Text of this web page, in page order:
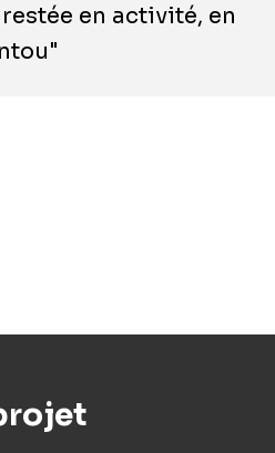
en activité, en